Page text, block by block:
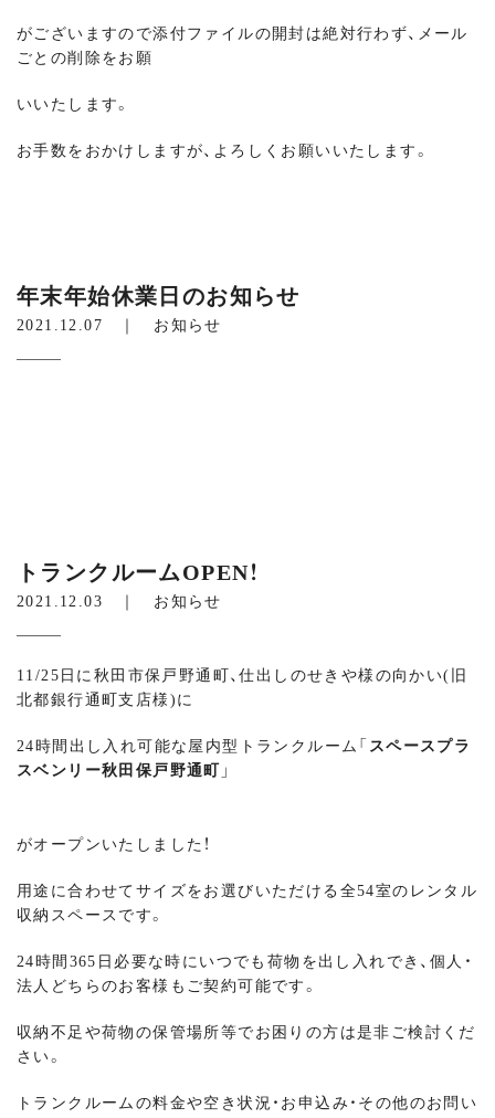
がございますので添付ファイルの開封は絶対行わず、メール
ごとの削除をお願
いいたします。
お手数をおかけしますが、よろしくお願いいたします。
年末年始休業日のお知らせ
2021.12.07 ｜ お知らせ
トランクルームOPEN！
2021.12.03 ｜ お知らせ
11/25日に秋田市保戸野通町、仕出しのせきや様の向かい(旧
北都銀行通町支店様)に
24時間出し入れ可能な屋内型トランクルーム 「スペースプラ
スベンリー秋田保戸野通町」
がオープンいたしました！
用途に合わせてサイズをお選びいただける全54室のレンタル
収納スペースです。
24時間365日必要な時にいつでも荷物を出し入れでき、個人・
法人どちらのお客様もご契約可能です。
収納不足や荷物の保管場所等でお困りの方は是非ご検討くだ
さい。
トランクルームの料金や空き状況・お申込み・その他のお問い